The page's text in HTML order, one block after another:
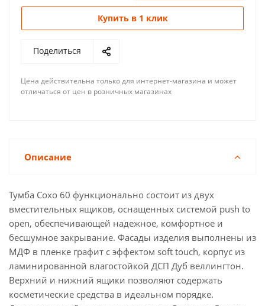
Купить в 1 клик
Поделиться
Цена действительна только для интернет-магазина и может
отличаться от цен в розничных магазинах
Описание
Тумба Сохо 60 функционально состоит из двух
вместительных ящиков, оснащенных системой push to
open, обеспечивающей надежное, комфортное и
бесшумное закрывание. Фасады изделия выполнены из
МДФ в пленке графит с эффектом soft touch, корпус из
ламинированной влагостойкой ДСП Дуб веллингтон.
Верхний и нижний ящики позволяют содержать
косметические средства в идеальном порядке.